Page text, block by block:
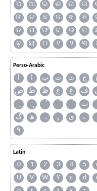
ଅ ଆ ଇ ଈ ଉ ଊ
ଙ
ଚ ଛ ଜ ଝ ଞ
ନ
ପ ଫ ବ ଭ ମ
ଢ଼
ୟ ୦ ୧ ୨ ୩
Perso-Arabic
آ ا ب ت ث ج
ض
ط ظ ع غ ف
ٮ
گ
ھ ہ ۄ ی ے
۹
Latin
0 1 2 3 4 5
U
V W Y c d